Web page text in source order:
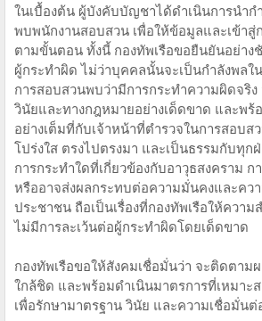
ในเบื้องต้น ผู้บังคับบัญชาได้ดำเนินการนำก
พบพนักงานสอบสวน เพื่อให้ข้อมูลและเข้าสู่
ตามขั้นตอน ทั้งนี้ กองทัพเรือขอยืนยันอย่าง
ผู้กระทำผิด ไม่ว่าบุคคลนั้นจะเป็นกำลังพลใ
การสอบสวนพบว่ามีการกระทำความผิดจริง
วินัยและทางกฎหมายอย่างเด็ดขาด และพร้
อย่างเต็มที่กับเจ้าหน้าที่ตำรวจในการสอบส
โปร่งใส ตรงไปตรงมา และเป็นธรรมกับทุก
การกระทำใดที่เกี่ยวข้องกับอาวุธสงคราม
หรืออาจส่งผลกระทบต่อความมั่นคงและคว
ประชาชน ถือเป็นเรื่องที่กองทัพเรือให้ควา
ไม่มีการละเว้นต่อผู้กระทำผิดโดยเด็ดขาด
กองทัพเรือขอให้สังคมเชื่อมั่นว่า จะติดตาม
ใกล้ชิด และพร้อมดำเนินมาตรการที่เหมาะ
เพื่อรักษามาตรฐาน วินัย และความเชื่อมั่นต่